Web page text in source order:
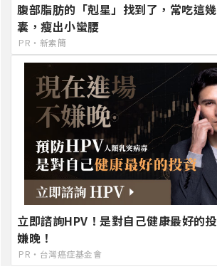
腹部脂肪的「剋星」找到了，常吃這
囊，瘦出小蠻腰
PR・新素簡
立即諮詢HPV！是對自己健康最好的
嫌晚！
PR・台灣癌症基金會